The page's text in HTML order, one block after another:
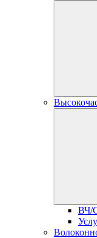
ВЧ/